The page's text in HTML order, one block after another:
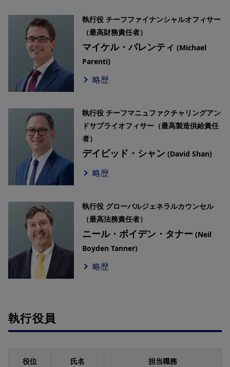
執行役 チーフファイナンシャルオフィサー
（最高財務責任者）
マイケル・パレンティ (Michael
Parenti)
略歴
執行役 チーフマニュファクチャリングアン
ドサプライオフィサー（最高製造供給責任
者）
デイビッド・シャン (David Shan)
略歴
執行役 グローバルジェネラルカウンセル
（最高法務責任者）
ニール・ボイデン・タナー (Neil
Boyden Tanner)
略歴
執行役員
役位 氏名 担当職務